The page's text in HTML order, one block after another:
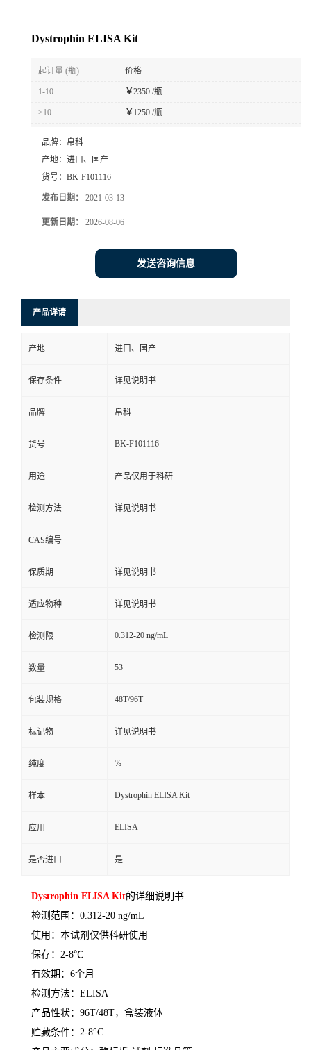
Dystrophin ELISA Kit
起订量 (瓶) 价格
1-10 ￥2350 /瓶
≥10 ￥ 1250 /瓶
品牌： 帛科
产地： 进口、国产
货号： BK-F101116
发布日期： 2021-03-13
更新日期： 2026-08-06
发送咨询信息
产品详请
产地 进口、国产
保存条件 详见说明书
品牌 帛科
货号 BK-F101116
用途 产品仅用于科研
检测方法 详见说明书
CAS编号
保质期 详见说明书
适应物种 详见说明书
检测限 0.312-20 ng/mL
数量 53
包装规格 48T/96T
标记物 详见说明书
纯度 %
样本 Dystrophin ELISA Kit
应用 ELISA
是否进口 是
Dystrophin ELISA Kit的详细说明书
检测范围： 0.312-20 ng/mL
使用：本试剂仅供科研使用
保存： 2-8℃
有效期： 6个月
检测方法： ELISA
产品性状： 96T/48T，盒装液体
贮藏条件： 2-8°C